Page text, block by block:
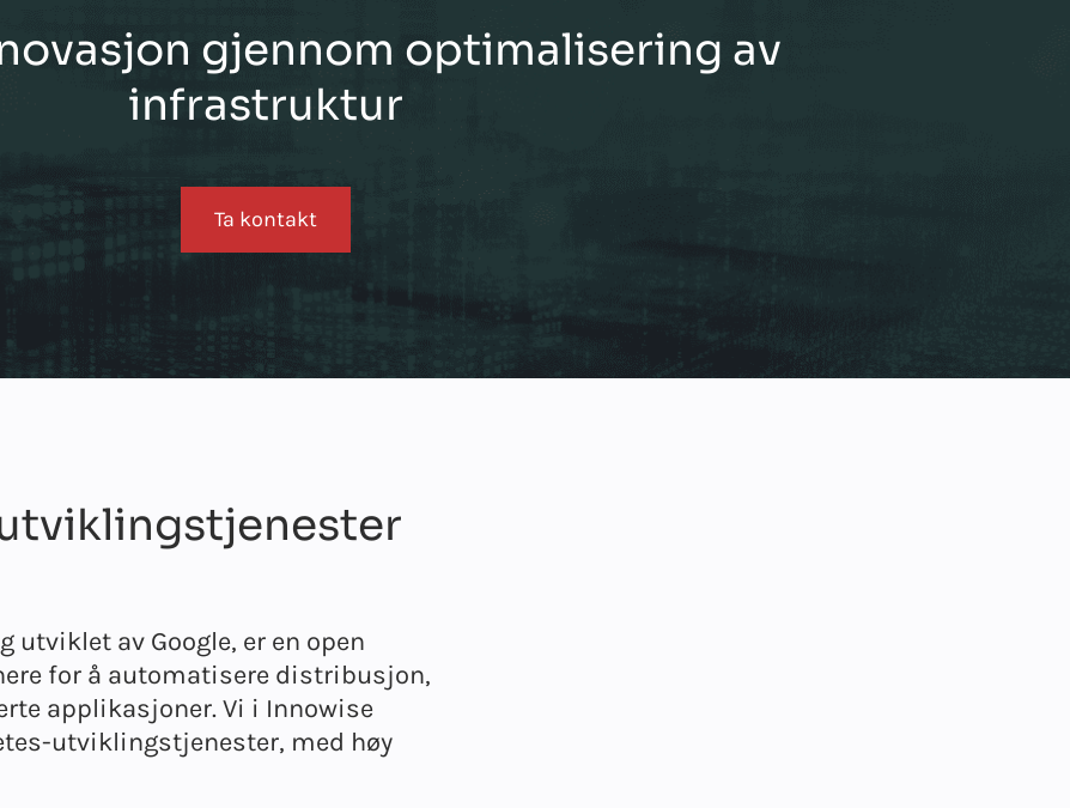
gjennom optimalisering av
infrastruktur
Ta kontakt
av Google, er en open
for å automatisere distribusjon,
applikasjoner. Vi i Innowise
utviklingstjenester, med høy